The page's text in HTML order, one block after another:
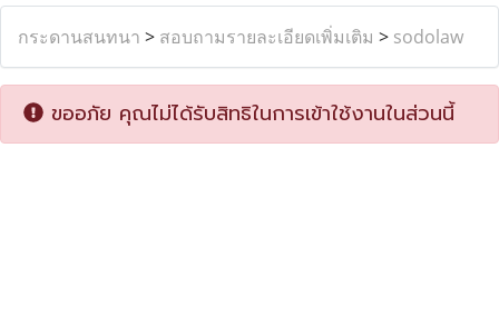
กระดานสนทนา > สอบถามรายละเอียดเพิ่มเติม > sodolaw
ขออภัย คุณไม่ได้รับสิทธิในการเข้าใช้งานในส่วนนี้